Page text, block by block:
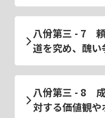
八佾第三 - 7 頼
道を究め、醜
八佾第三 - 8
対する価値観